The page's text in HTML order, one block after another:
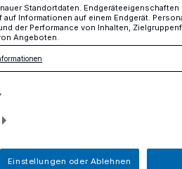
zur
Standortdaten.
Informationen auf einem Endgerät.
der Performance von Inhalten,
Angeboten.
Einstellungen oder Ablehnen